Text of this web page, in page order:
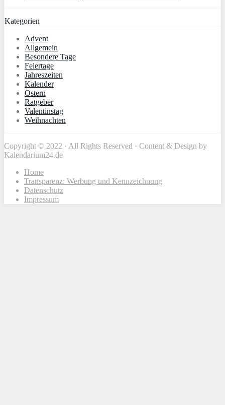
Kategorien
Advent
Allgemein
Besondere Tage
Feiertage
Jahreszeiten
Kalender
Ostern
Ratgeber
Valentinstag
Weihnachten
Copyright © 2022 · All Rights Reserved · Content & Design by
Kalendarium24.de
Home
Transparenz: Werbung und Kennzeichnung
Datenschutz
Impressum